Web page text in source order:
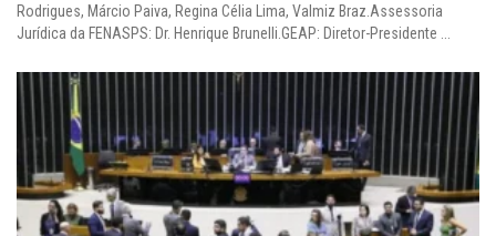
Rodrigues, Márcio Paiva, Regina Célia Lima, Valmiz Braz.Assessoria
Jurídica da FENASPS: Dr. Henrique Brunelli.GEAP: Diretor-Presidente ...